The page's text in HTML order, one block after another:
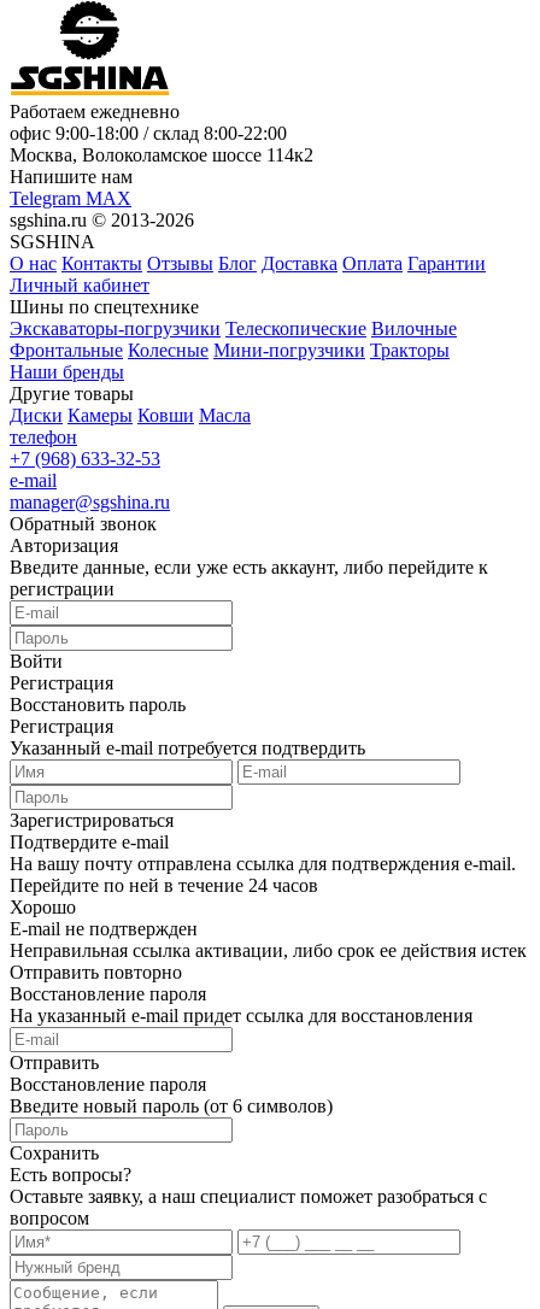
Работаем ежедневно
офис 9:00-18:00 / склад 8:00-22:00
Москва, Волоколамское шоссе 114к2
Напишите нам
Telegram MAX
sgshina.ru © 2013-2026
SGSHINA
О нас Контакты Отзывы Блог Доставка Оплата Гарантии
Личный кабинет
Шины по спецтехнике
Экскаваторы-погрузчики Телескопические Вилочные
Фронтальные Колесные Мини-погрузчики Тракторы
Наши бренды
Другие товары
Диски Камеры Ковши Масла
телефон
+7 (968) 633-32-53
e-mail
manager@sgshina.ru
Обратный звонок
Авторизация
Введите данные, если уже есть аккаунт, либо перейдите к
регистрации
Войти
Регистрация
Восстановить пароль
Регистрация
Указанный e-mail потребуется подтвердить
Зарегистрироваться
Подтвердите e-mail
На вашу почту отправлена ссылка для подтверждения e-mail.
Перейдите по ней в течение 24 часов
Хорошо
E-mail не подтвержден
Неправильная ссылка активации, либо срок ее действия истек
Отправить повторно
Восстановление пароля
На указанный e-mail придет ссылка для восстановления
Отправить
Восстановление пароля
Введите новый пароль (от 6 символов)
Сохранить
Есть вопросы?
Оставьте заявку, а наш специалист поможет разобраться с
вопросом